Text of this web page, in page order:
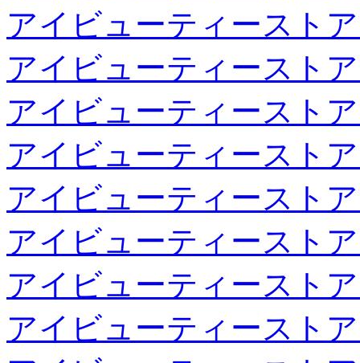
アイビューティースト
アイビューティースト
アイビューティースト
アイビューティースト
アイビューティースト
アイビューティースト
アイビューティースト
アイビューティースト